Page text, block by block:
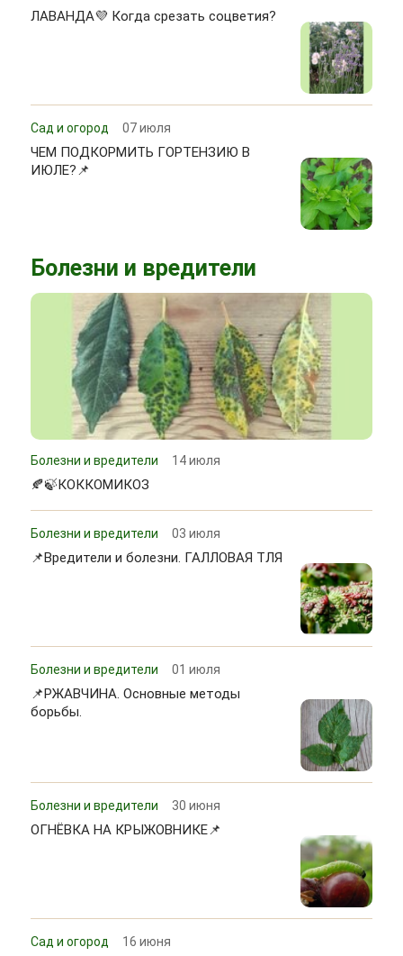
ЛАВАНДА💜 Когда срезать соцветия?
Сад и огород 07 июля
ЧЕМ ПОДКОРМИТЬ ГОРТЕНЗИЮ В
ИЮЛЕ?📌
Болезни и вредители
Болезни и вредители 14 июля
🍂🍃КОККОМИКОЗ
Болезни и вредители 03 июля
📌Вредители и болезни. ГАЛЛОВАЯ ТЛЯ
Болезни и вредители 01 июля
📌РЖАВЧИНА. Основные методы
борьбы.
Болезни и вредители 30 июня
ОГНЁВКА НА КРЫЖОВНИКЕ📌
Сад и огород 16 июня